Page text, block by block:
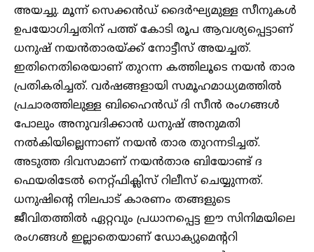
അയച്ചു. മൂന്ന് സെക്കൻഡ് ദൈ‍ർഘ്യമുള്ള സീനുകൾ
ഉപയോ​ഗിച്ചതിന് പത്ത് കോടി രൂപ ആവശ്യപ്പെട്ടാണ്
ധനുഷ് നയൻതാരയ്ക്ക് നോട്ടീസ് അയച്ചത്.
ഇതിനെതിരെയാണ് തുറന്ന കത്തിലൂടെ നയൻ താര
പ്രതികരിച്ചത്. വ‍ർഷങ്ങളായി സമൂഹമാധ്യമത്തിൽ
പ്രചാരത്തിലുള്ള ബിഹൈൻഡ് ദി സീൻ രം​ഗങ്ങൾ
പോലും അനുവദിക്കാൻ ധനുഷ് അനുമതി
നൽകിയില്ലെന്നാണ് നയൻ താര തുറന്നടിച്ചത്.
അടുത്ത ദിവസമാണ് നയൻതാര ബിയോണ്ട് ദ
ഫെയരിടേൽ നെറ്റ്ഫിക്ലിസ് റിലീസ് ചെയ്യുന്നത്.
ധനുഷിൻ്റെ നിലപാട് കാരണം തങ്ങളുടെ
ജീവിതത്തിൽ ഏറ്റവും പ്രധാനപ്പെട്ട ഈ സിനിമയിലെ
രം​ഗങ്ങൾ ഇല്ലാതെയാണ് ഡോക്യുമെൻ്ററി